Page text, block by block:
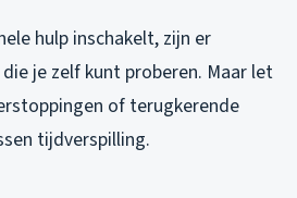
hulp inschakelt, zijn er
je zelf kunt proberen. Maar let
of terugkerende
tijdverspilling.